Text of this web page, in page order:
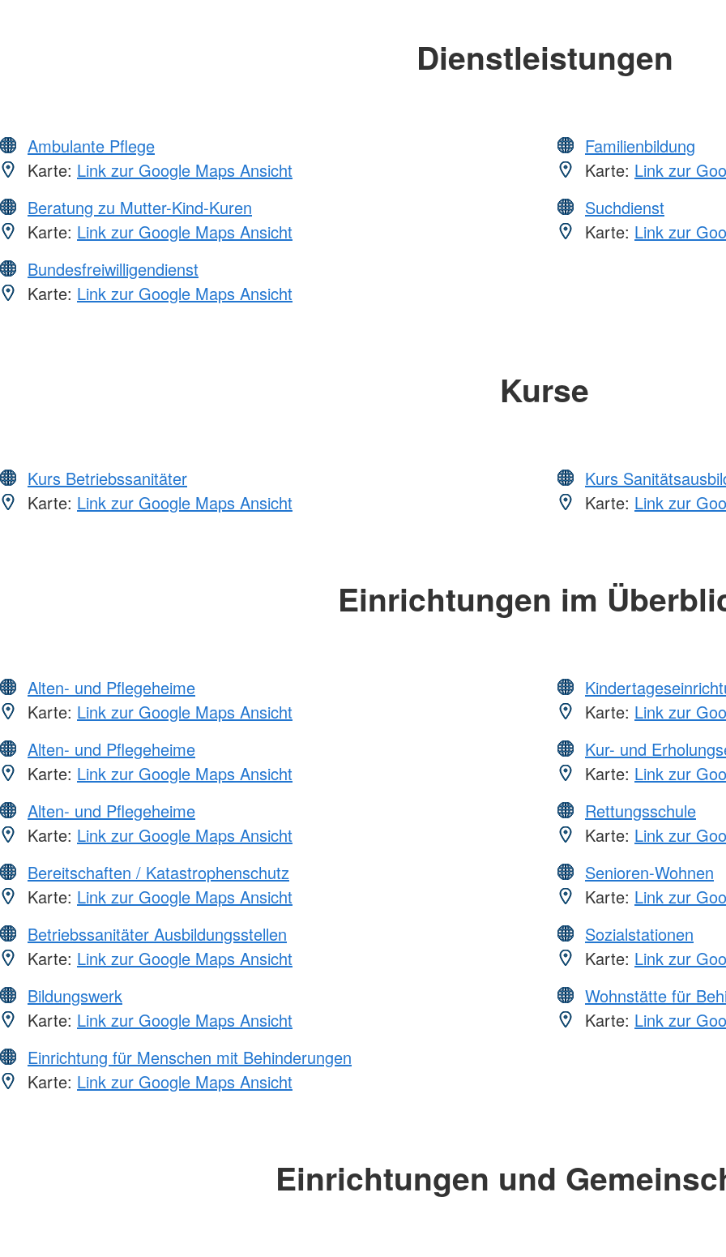
Dienstleistungen
Ambulante Pflege
Karte: Link zur Google Maps Ansicht
Beratung zu Mutter-Kind-Kuren
Karte: Link zur Google Maps Ansicht
Bundesfreiwilligendienst
Karte: Link zur Google Maps Ansicht
Familienbildung
Karte: Link zur
Suchdienst
Karte: Link zur
Kurse
Kurs Betriebssanitäter
Karte: Link zur Google Maps Ansicht
Kurs
Karte: Link zur
Einrichtungen im
Alten- und Pflegeheime
Karte: Link zur Google Maps Ansicht
Alten- und Pflegeheime
Karte: Link zur Google Maps Ansicht
Alten- und Pflegeheime
Karte: Link zur Google Maps Ansicht
Bereitschaften / Katastrophenschutz
Karte: Link zur Google Maps Ansicht
Betriebssanitäter Ausbildungsstellen
Karte: Link zur Google Maps Ansicht
Bildungswerk
Karte: Link zur Google Maps Ansicht
Einrichtung für Menschen mit Behinderungen
Karte: Link zur Google Maps Ansicht
Karte: Link zur
Kur- und
Karte: Link zur
Rettungsschule
Karte: Link zur
Senioren-Wohnen
Karte: Link zur
Sozialstationen
Karte: Link zur
Wohnstätte für
Karte: Link zur
Einrichtungen und